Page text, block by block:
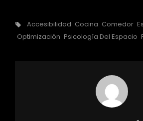
Etiquetas,
Accesibilidad Cocina Comedor
Optimización Psicología Del Espacio